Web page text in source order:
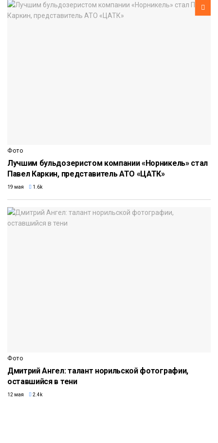
Фото
Лучшим бульдозеристом компании «Норникель» стал
Павел Каркин, представитель АТО «ЦАТК»
19 мая 1.6k
Фото
Дмитрий Ангел: талант норильской фотографии,
оставшийся в тени
12 мая 2.4k